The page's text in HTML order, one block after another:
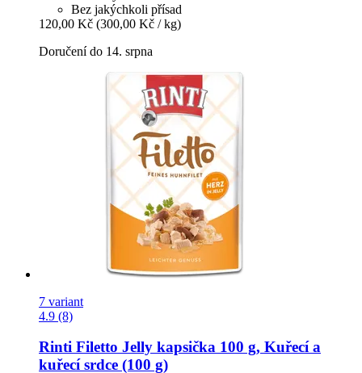
Bez jakýchkoli přísad
120,00 Kč (300,00 Kč / kg)
Doručení do 14. srpna
7 variant
4.9 (8)
Rinti Filetto Jelly kapsička 100 g, Kuřecí a
kuřecí srdce (100 g)